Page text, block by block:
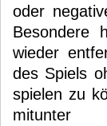
oder
Besondere
wieder
des Spiels
spielen zu